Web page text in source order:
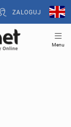
ZALOGUJ
Menu